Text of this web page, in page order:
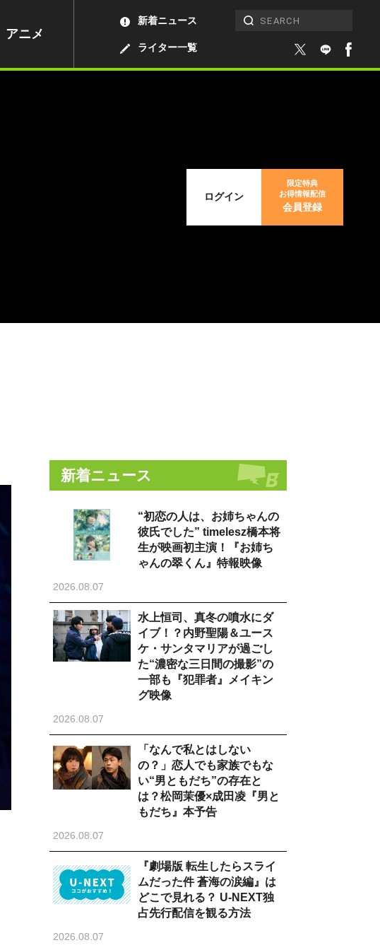
アニメ
ライター一覧
新着ニュース
ログイン
限定特典
お得情報配信
会員登録
新着ニュース
“初恋の人は、お姉ちゃんの
彼氏でした” timelesz橋本将
生が映画初主演！『お姉ち
ゃんの翠くん』特報映像
2026.08.07
水上恒司、真冬の噴水にダ
イブ！？内野聖陽＆ユース
ケ・サンタマリアが過ごし
た“濃密な三日間の撮影”の
一部も『犯罪者』メイキン
グ映像
2026.08.07
「なんで私とはしない
の？」恋人でも家族でもな
い“男ともだち”の存在と
は？松岡茉優×成田凌『男と
もだち』本予告
2026.08.07
『劇場版 転生したらスライ
ムだった件 蒼海の涙編』は
どこで見れる？ U-NEXT独
占先行配信を観る方法
2026.08.07